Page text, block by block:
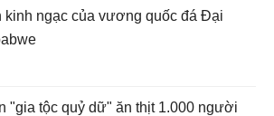
kinh ngạc của vương quốc đá Đại
"gia tộc quỷ dữ" ăn thịt 1.000 người